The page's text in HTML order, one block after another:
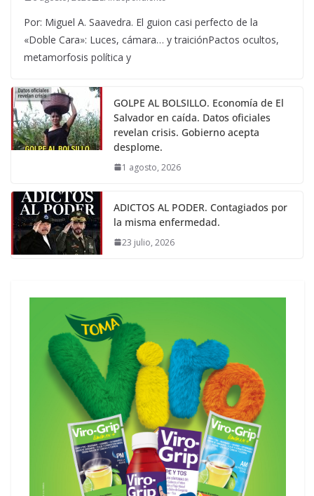
Por: Miguel A. Saavedra. El guion casi perfecto de la
«Doble Cara»: Luces, cámara… y traiciónPactos ocultos,
metamorfosis política y
GOLPE AL BOLSILLO. Economía de El
Salvador en caída. Datos oficiales
revelan crisis. Gobierno acepta
desplome.
1 agosto, 2026
ADICTOS AL PODER. Contagiados por
la misma enfermedad.
23 julio, 2026